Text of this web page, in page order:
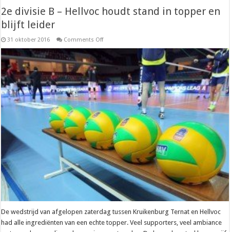
2e divisie B – Hellvoc houdt stand in topper en
blijft leider
31 oktober 2016 Comments Offon
–
Hellvoc
houdt
stand
in
topper
en
blijft
leider
De wedstrijd van afgelopen zaterdag tussen Kruikenburg Ternat en Hellvoc
had alle ingrediënten van een echte topper. Veel supporters, veel ambiance